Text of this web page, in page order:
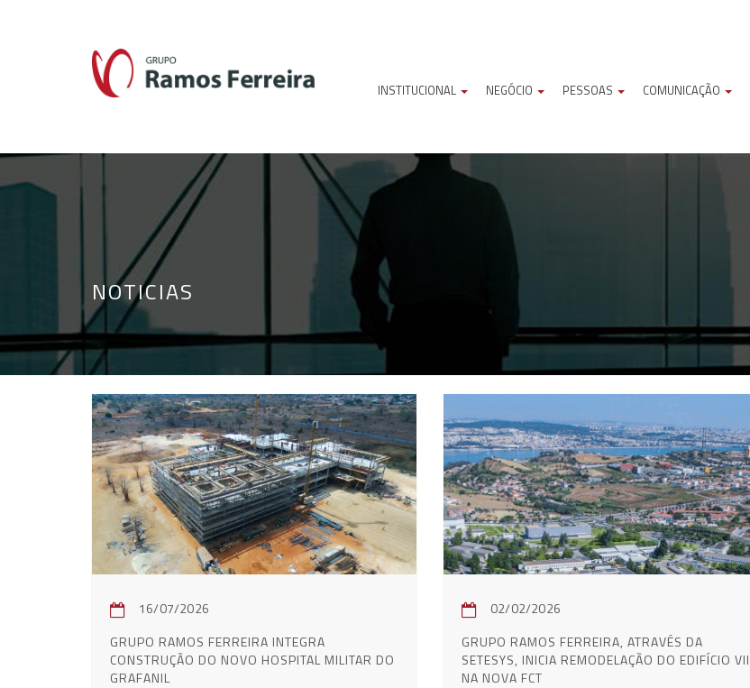
INSTITUCIONAL NEGÓCIO PESSOAS COMUNICAÇÃO
NOTICIAS
16/07/2026
GRUPO RAMOS FERREIRA INTEGRA
CONSTRUÇÃO DO NOVO HOSPITAL MILITAR DO
GRAFANIL
02/02/2026
GRUPO RAMOS FERREIRA, ATRAVÉS DA
SETESYS, INICIA REMODELAÇÃO DO EDIFÍCIO VII
NA NOVA FCT